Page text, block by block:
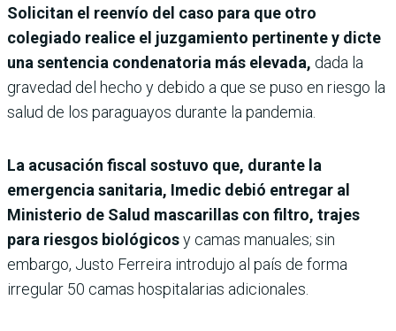
Solicitan el reenvío del caso para que otro
colegiado realice el juzgamiento pertinente y dicte
una sentencia condenatoria más elevada, dada la
gravedad del hecho y debido a que se puso en riesgo la
salud de los paraguayos durante la pandemia.
La acusación fiscal sostuvo que, durante la
emergencia sanitaria, Imedic debió entregar al
Ministerio de Salud mascarillas con filtro, trajes
para riesgos biológicosy camas manuales; sin
embargo, Justo Ferreira introdujo al país de forma
irregular 50 camas hospitalarias adicionales.